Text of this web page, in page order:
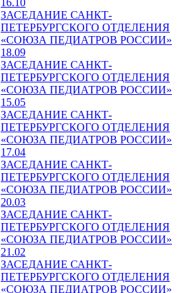
16.10
ЗАСЕДАНИЕ САНКТ-
ПЕТЕРБУРГСКОГО ОТДЕЛЕНИЯ
«СОЮЗА ПЕДИАТРОВ РОССИИ»
18.09
ЗАСЕДАНИЕ САНКТ-
ПЕТЕРБУРГСКОГО ОТДЕЛЕНИЯ
«СОЮЗА ПЕДИАТРОВ РОССИИ»
15.05
ЗАСЕДАНИЕ САНКТ-
ПЕТЕРБУРГСКОГО ОТДЕЛЕНИЯ
«СОЮЗА ПЕДИАТРОВ РОССИИ»
17.04
ЗАСЕДАНИЕ САНКТ-
ПЕТЕРБУРГСКОГО ОТДЕЛЕНИЯ
«СОЮЗА ПЕДИАТРОВ РОССИИ»
20.03
ЗАСЕДАНИЕ САНКТ-
ПЕТЕРБУРГСКОГО ОТДЕЛЕНИЯ
«СОЮЗА ПЕДИАТРОВ РОССИИ»
21.02
ЗАСЕДАНИЕ САНКТ-
ПЕТЕРБУРГСКОГО ОТДЕЛЕНИЯ
«СОЮЗА ПЕДИАТРОВ РОССИИ»